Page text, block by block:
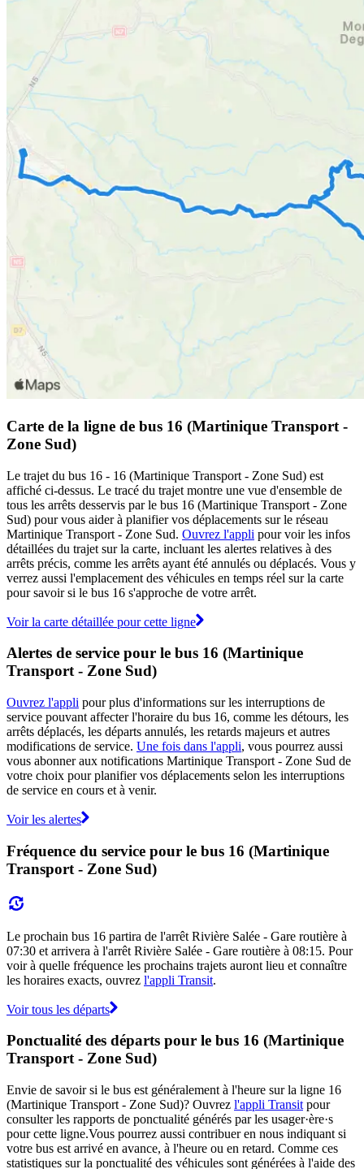
Carte de la ligne de bus 16 (Martinique Transport -
Zone Sud)
Le trajet du bus 16 - 16 (Martinique Transport - Zone Sud) est
affiché ci-dessus. Le tracé du trajet montre une vue d'ensemble de
tous les arrêts desservis par le bus 16 (Martinique Transport - Zone
Sud) pour vous aider à planifier vos déplacements sur le réseau
Martinique Transport - Zone Sud. Ouvrez l'appli pour voir les infos
détaillées du trajet sur la carte, incluant les alertes relatives à des
arrêts précis, comme les arrêts ayant été annulés ou déplacés. Vous y
verrez aussi l'emplacement des véhicules en temps réel sur la carte
pour savoir si le bus 16 s'approche de votre arrêt.
Voir la carte détaillée pour cette ligne
Alertes de service pour le bus 16 (Martinique
Transport - Zone Sud)
Ouvrez l'appli pour plus d'informations sur les interruptions de
service pouvant affecter l'horaire du bus 16, comme les détours, les
arrêts déplacés, les départs annulés, les retards majeurs et autres
modifications de service. Une fois dans l'appli, vous pourrez aussi
vous abonner aux notifications Martinique Transport - Zone Sud de
votre choix pour planifier vos déplacements selon les interruptions
de service en cours et à venir.
Voir les alertes
Fréquence du service pour le bus 16 (Martinique
Transport - Zone Sud)
Le prochain bus 16 partira de l'arrêt Rivière Salée - Gare routière à
07:30 et arrivera à l'arrêt Rivière Salée - Gare routière à 08:15. Pour
voir à quelle fréquence les prochains trajets auront lieu et connaître
les horaires exacts, ouvrez l'appli Transit.
Voir tous les départs
Ponctualité des départs pour le bus 16 (Martinique
Transport - Zone Sud)
Envie de savoir si le bus est généralement à l'heure sur la ligne 16
(Martinique Transport - Zone Sud)? Ouvrez l'appli Transit pour
consulter les rapports de ponctualité générés par les usager·ère·s
pour cette ligne.Vous pourrez aussi contribuer en nous indiquant si
votre bus est arrivé en avance, à l'heure ou en retard. Comme ces
statistiques sur la ponctualité des véhicules sont générées à l'aide des